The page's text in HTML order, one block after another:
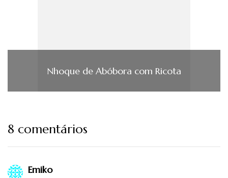
Nhoque de Abóbora com Ricota
8 comentários
Emiko